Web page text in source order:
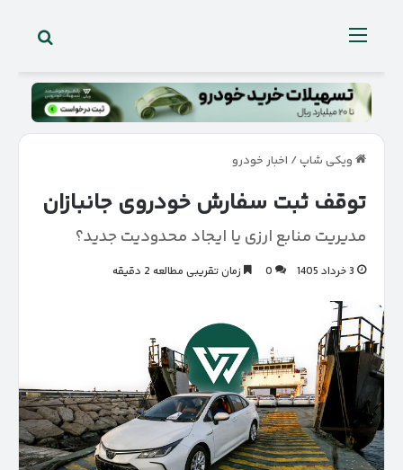
منو
ویکی شاپ/ اخبار خودرو
توقف ثبت سفارش خودروی جانبازان
مدیریت منابع ارزی یا ایجاد محدودیت جدید؟
3 خرداد 1405 0 زمان تقریبی مطالعه 2 دقیقه